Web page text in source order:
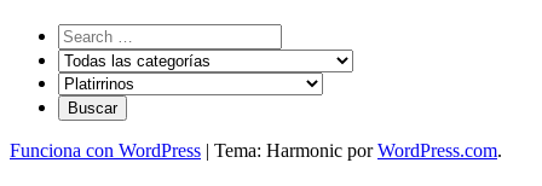
Funciona con WordPress | Tema: Harmonic porWordPress.com.